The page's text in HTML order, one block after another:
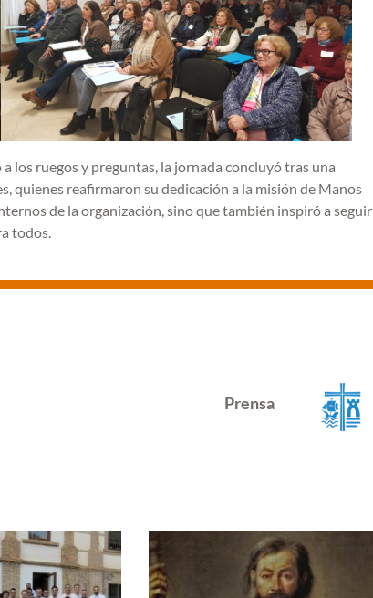
los ruegos y preguntas, la jornada concluyó tras una
quienes reafirmaron su dedicación a la misión de Manos
de la organización, sino que también inspiró a seguir
todos.
Prensa